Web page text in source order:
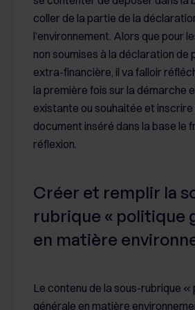
coller de la partie de la
l’environnement. Alors que pour
non soumises à la déclaration de
extra-financière, il va falloir
la première fois sur la démarche
existante ou souhaitée et inscrire
document inséré dans la base le
réflexion.
Créer et remplir la
rubrique « politique
en matière
Le contenu de la sous-rubrique «
générale en matière